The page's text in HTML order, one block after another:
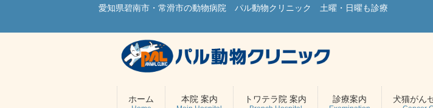
愛知県碧南市・常滑市の動物病院 パル動物クリニック 土曜・日曜も診療
ホーム 本院 案内 トワテラ院 案内 診療案内 犬猫がん